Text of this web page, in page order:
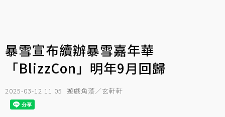
暴雪宣布續辦暴雪嘉年華
「BlizzCon」明年9月回歸
2025-03-12 11:05 遊戲角落／玄軒軒